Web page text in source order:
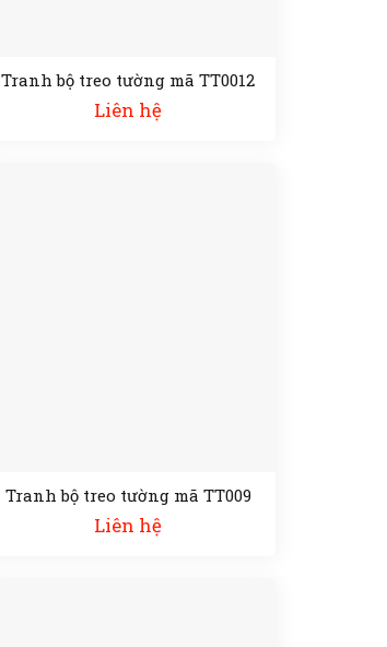
Tranh bộ treo tường mã TT0012
Liên hệ
Tranh bộ treo tường mã TT009
Liên hệ